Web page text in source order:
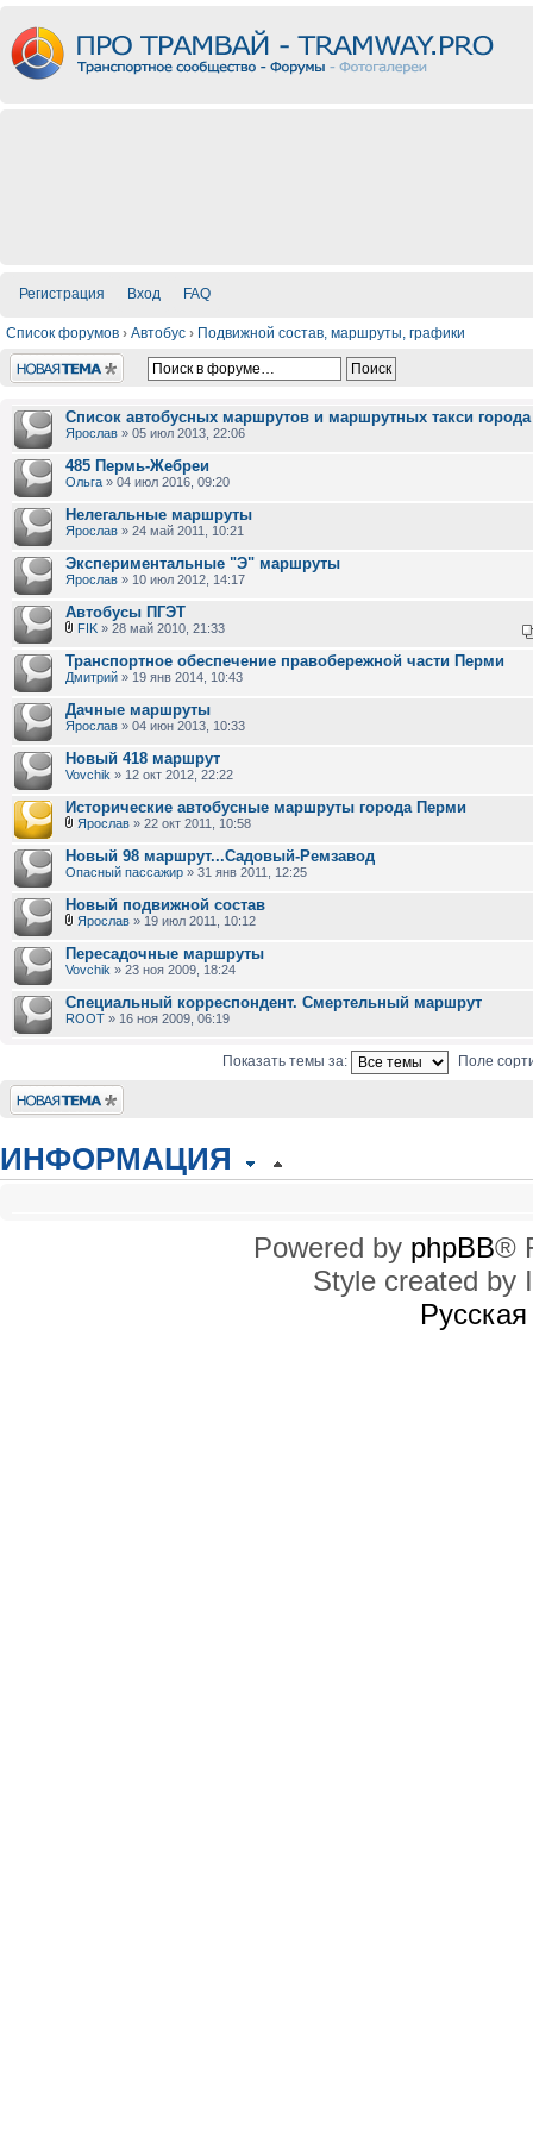
Регистрация Вход FAQ
Список форумов › Автобус › Подвижной состав, маршруты, графики
Новая тема
Список автобусных маршрутов и маршрутных такси
Ярослав » 05 июл 2013, 22:06
485 Пермь-Жебреи
Ольга » 04 июл 2016, 09:20
Нелегальные маршруты
Ярослав » 24 май 2011, 10:21
Экспериментальные "Э" маршруты
Ярослав » 10 июл 2012, 14:17
Автобусы ПГЭТ
FIK » 28 май 2010, 21:33
Транспортное обеспечение правобережной части Перми
Дмитрий » 19 янв 2014, 10:43
Дачные маршруты
Ярослав » 04 июн 2013, 10:33
Новый 418 маршрут
Vovchik » 12 окт 2012, 22:22
Исторические автобусные маршруты города Перми
Ярослав » 22 окт 2011, 10:58
Новый 98 маршрут...Садовый-Ремзавод
Опасный пассажир » 31 янв 2011, 12:25
Новый подвижной состав
Ярослав » 19 июл 2011, 10:12
Пересадочные маршруты
Vovchik » 23 ноя 2009, 18:24
Специальный корреспондент. Смертельный маршрут
ROOT » 16 ноя 2009, 06:19
Показать темы за:
Поле
Новая тема
ИНФОРМАЦИЯ
Сейчас этот форум просматривают: нет зарегистрированных пользователей
Powered by phpBB®
Style created by